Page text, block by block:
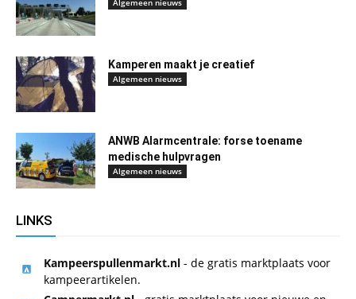
Algemeen nieuws
Kamperen maakt je creatief
Algemeen nieuws
ANWB Alarmcentrale: forse toename
medische hulpvragen
Algemeen nieuws
LINKS
Kampeerspullenmarkt.nl - de gratis marktplaats voor
kampeerartikelen.